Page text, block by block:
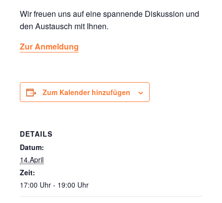
Wir freuen uns auf eine spannende Diskussion und
den Austausch mit Ihnen.
Zur Anmeldung
Zum Kalender hinzufügen
DETAILS
Datum:
14.April
Zeit:
17:00 Uhr - 19:00 Uhr